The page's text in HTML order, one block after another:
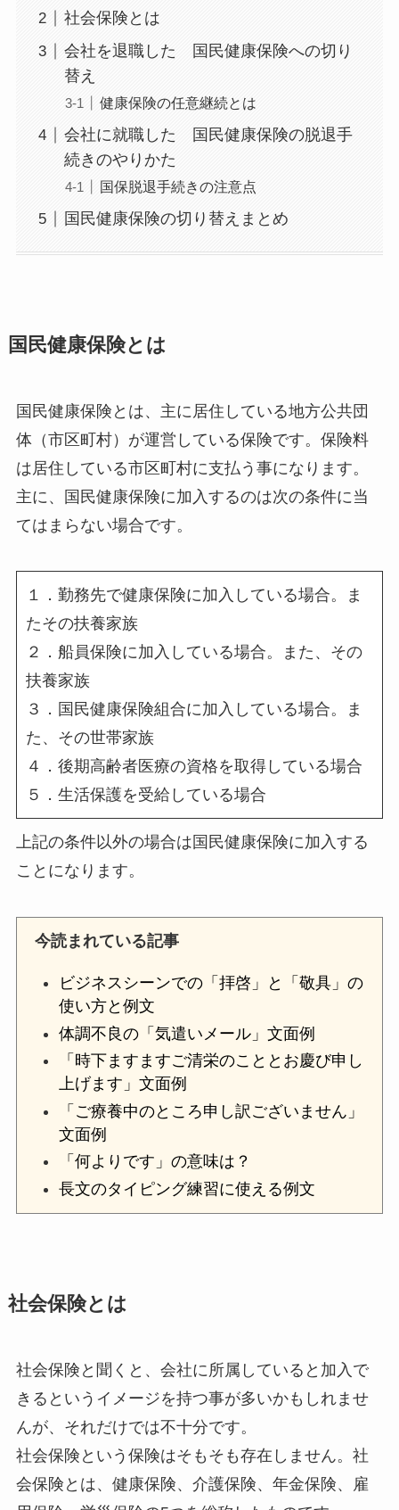
社会保険とは
会社を退職した 国民健康保険への切り
替え
健康保険の任意継続とは
会社に就職した 国民健康保険の脱退手
続きのやりかた
国保脱退手続きの注意点
国民健康保険の切り替えまとめ
国民健康保険とは
国民健康保険とは、主に居住している地方公共団
体（市区町村）が運営している保険です。保険料
は居住している市区町村に支払う事になります。
主に、国民健康保険に加入するのは次の条件に当
てはまらない場合です。
１．勤務先で健康保険に加入している場合。ま
たその扶養家族
２．船員保険に加入している場合。また、その
扶養家族
３．国民健康保険組合に加入している場合。ま
た、その世帯家族
４．後期高齢者医療の資格を取得している場合
５．生活保護を受給している場合
上記の条件以外の場合は国民健康保険に加入する
ことになります。
今読まれている記事
ビジネスシーンでの「拝啓」と「敬具」の
使い方と例文
体調不良の「気遣いメール」文面例
「時下ますますご清栄のこととお慶び申し
上げます」文面例
「ご療養中のところ申し訳ございません」
文面例
「何よりです」の意味は？
長文のタイピング練習に使える例文
社会保険とは
社会保険と聞くと、会社に所属していると加入で
きるというイメージを持つ事が多いかもしれませ
んが、それだけでは不十分です。
社会保険という保険はそもそも存在しません。社
会保険とは、 健康保険、介護保険、年金保険、雇